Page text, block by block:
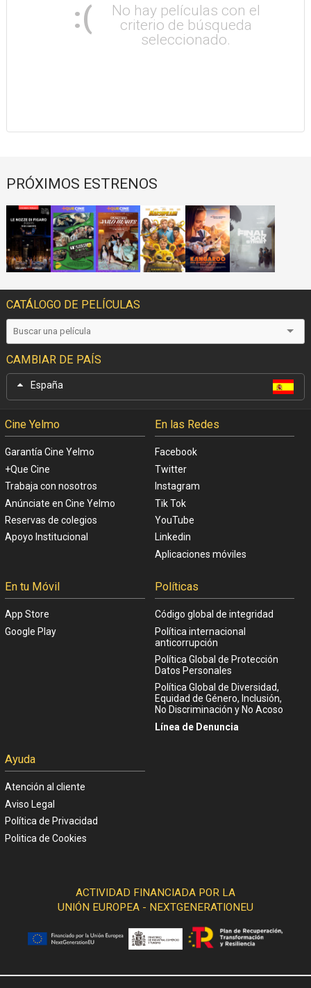
:(
No hay películas con el
criterio de búsqueda
seleccionado.
PRÓXIMOS ESTRENOS
CATÁLOGO DE PELÍCULAS
CAMBIAR DE PAÍS
España
Cine Yelmo
Garantía Cine Yelmo
+Que Cine
Trabaja con nosotros
Anúnciate en Cine Yelmo
Reservas de colegios
Apoyo Institucional
En las Redes
Facebook
Twitter
Instagram
Tik Tok
YouTube
Linkedin
Aplicaciones móviles
En tu Móvil
App Store
Google Play
Políticas
Código global de integridad
Política internacional
anticorrupción
Política Global de Protección
Datos Personales
Política Global de Diversidad,
Equidad de Género, Inclusión,
No Discriminación y No Acoso
Línea de Denuncia
Ayuda
Atención al cliente
Aviso Legal
Política de Privacidad
Politica de Cookies
ACTIVIDAD FINANCIADA POR LA
UNIÓN EUROPEA - NEXTGENERATIONEU